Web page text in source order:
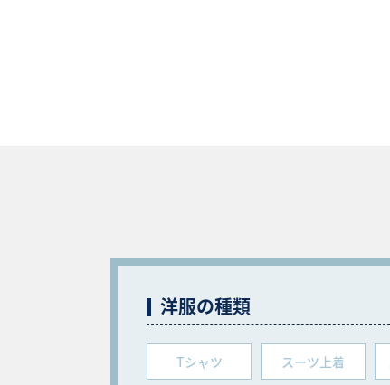
洋服の種類
Tシャツ スーツ上着